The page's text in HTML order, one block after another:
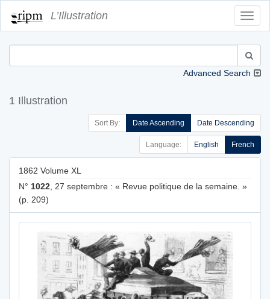
L’Illustration
Advanced Search
1 Illustration
Sort By: Date Ascending Date Descending
Language: English French
1862 Volume XL
N° 1022 , 27 septembre : « Revue politique de la semaine. »
(p. 209)